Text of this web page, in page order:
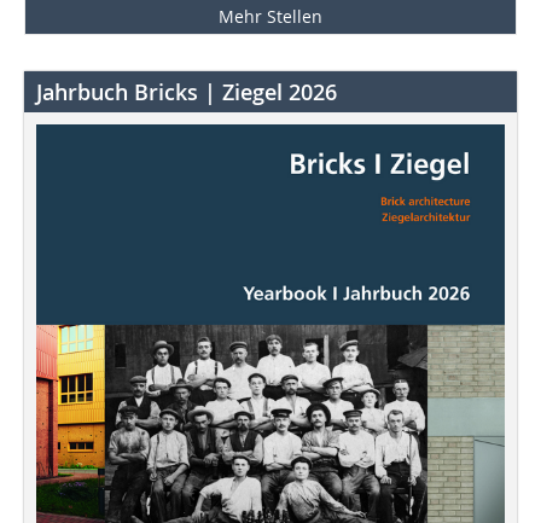
Mehr Stellen
Jahrbuch Bricks | Ziegel 2026